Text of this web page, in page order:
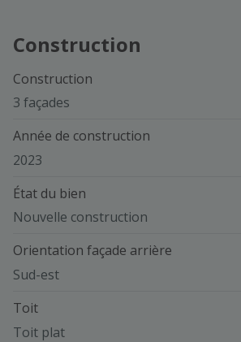
Construction
Construction
3 façades
Année de construction
2023
État du bien
Nouvelle construction
Orientation façade arrière
Sud-est
Toit
Toit plat